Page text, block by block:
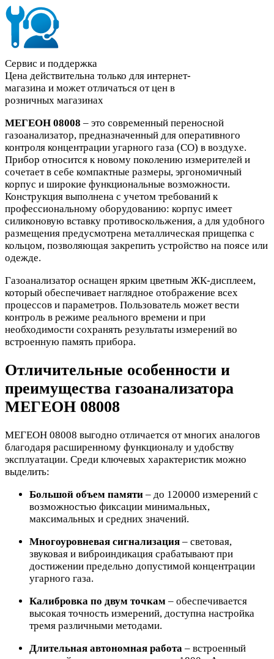
Сервис и поддержка
Цена действительна только для интернет-
магазина и может отличаться от цен в
розничных магазинах
МЕГЕОН 08008 – это современный переносной
газоанализатор, предназначенный для оперативного
контроля концентрации угарного газа (CO) в воздухе.
Прибор относится к новому поколению измерителей и
сочетает в себе компактные размеры, эргономичный
корпус и широкие функциональные возможности.
Конструкция выполнена с учетом требований к
профессиональному оборудованию: корпус имеет
силиконовую вставку противоскольжения, а для удобного
размещения предусмотрена металлическая прищепка с
кольцом, позволяющая закрепить устройство на поясе или
одежде.
Газоанализатор оснащен ярким цветным ЖК-дисплеем,
который обеспечивает наглядное отображение всех
процессов и параметров. Пользователь может вести
контроль в режиме реального времени и при
необходимости сохранять результаты измерений во
встроенную память прибора.
Отличительные особенности и
преимущества газоанализатора
МЕГЕОН 08008
МЕГЕОН 08008 выгодно отличается от многих аналогов
благодаря расширенному функционалу и удобству
эксплуатации. Среди ключевых характеристик можно
выделить:
Большой объем памяти – до 120000 измерений с
возможностью фиксации минимальных,
максимальных и средних значений.
Многоуровневая сигнализация – световая,
звуковая и виброиндикация срабатывают при
достижении предельно допустимой концентрации
угарного газа.
Калибровка по двум точкам – обеспечивается
высокая точность измерений, доступна настройка
тремя различными методами.
Длительная автономная работа – встроенный